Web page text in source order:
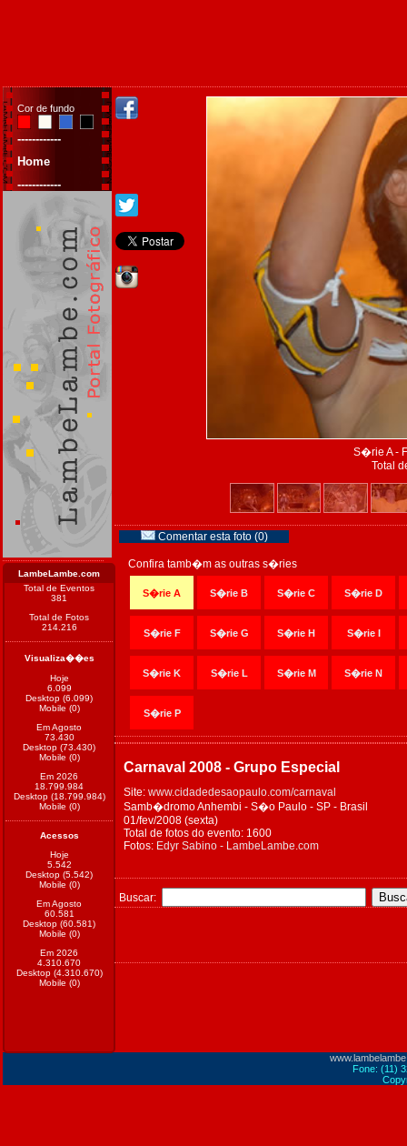
Cor de fundo
------------
Home
------------
LambeLambe.com
Total de Eventos
381
Total de Fotos
214.216
Visualiza��es
Hoje
6.099
Desktop (6.099)
Mobile (0)
Em Agosto
73.430
Desktop (73.430)
Mobile (0)
Em 2026
18.799.984
Desktop (18.799.984)
Mobile (0)
Acessos
Hoje
5.542
Desktop (5.542)
Mobile (0)
Em Agosto
60.581
Desktop (60.581)
Mobile (0)
Em 2026
4.310.670
Desktop (4.310.670)
Mobile (0)
S�rie A -
Total
Comentar esta foto (0)
Confira tamb�m as outras s�ries
S�rie A S�rie B S�rie C S�rie D
S�rie F S�rie G S�rie H S�rie I
S�rie K S�rie L S�rie M S�rie N
S�rie P
Carnaval 2008 - Grupo Especial
Site: www.cidadedesaopaulo.com/carnaval
Samb�dromo Anhembi - S�o Paulo - SP - Brasil
01/fev/2008 (sexta)
Total de fotos do evento: 1600
Fotos: Edyr Sabino - LambeLambe.com
Buscar:
Fone: (11)